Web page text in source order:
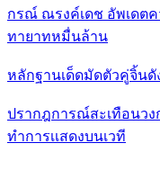
กรณ์ ณรงค์เดช อัพเดต
ทายาทหมื่นล้าน
หลักฐานเด็ดมัดตัวคู่จิ้นดั
ปรากฎการณ์สะเทือนว
ทำการเเสดงบนเวที